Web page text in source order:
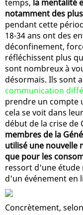
temps, la mentalité
notamment des
pendant cette
18-34 ans ont des
déconfinement,
réfléchissent plus
sont nombreux à
désormais. Ils sont
communication
prendre un compte
cela se voit dans
début de la crise de
membres de la
utilisé une nouvelle
que pour les
ressort d'une étude
d'un événement en
Concrètement, selon